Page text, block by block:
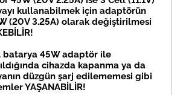
kullanabilmek için adaptörün
(20V 3.25A) olarak değiştirilmesi
batarya 45W adaptör ile
cihazda kapanma ya da
düzgün şarj edilememesi gibi
YAŞANABİLİR!